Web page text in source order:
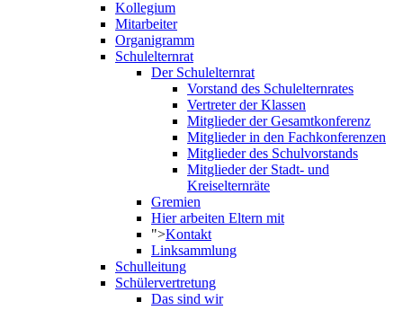
Kollegium
Mitarbeiter
Organigramm
Schulelternrat
Der Schulelternrat
Vorstand des Schulelternrates
Vertreter der Klassen
Mitglieder der Gesamtkonferenz
Mitglieder in den Fachkonferenzen
Mitglieder des Schulvorstands
Mitglieder der Stadt- und
Kreiselternräte
Gremien
Hier arbeiten Eltern mit
">Kontakt
Linksammlung
Schulleitung
Schülervertretung
Das sind wir